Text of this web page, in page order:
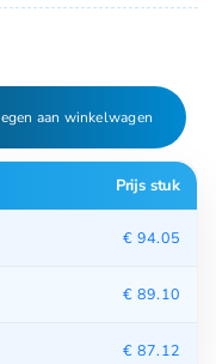
aan winkelwagen
Prijs stuk
€ 94.05
€ 89.10
€ 87.12